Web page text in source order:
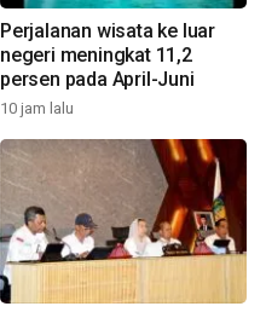
Perjalanan wisata ke luar
negeri meningkat 11,2
persen pada April-Juni
10 jam lalu